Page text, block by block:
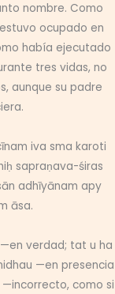
nombre. Como
ocupado en
había ejecutado
tres vidas, no
aunque su padre
iva sma karoti
sapraṇava-śiras
adhīyānam apy
āsa.
verdad; tat u ha
—en presencia
como si